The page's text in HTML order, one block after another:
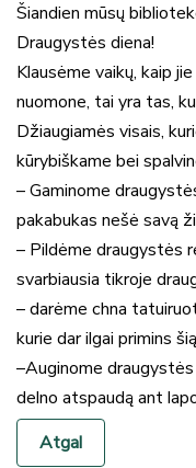
Šiandien mūsų
Draugystės diena!
Klausėme vaikų, kaip
nuomone, tai yra tas,
Džiaugiamės visais,
kūrybiškame bei
– Gaminome
pakabukas nešė savą
– Pildėme draugystės
svarbiausia tikroje
– darėme chna
kurie dar ilgai primins
–Auginome
delno atspaudą ant
Atgal